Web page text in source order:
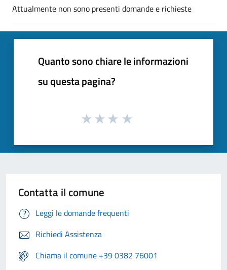
Attualmente non sono presenti domande e richieste
Quanto sono chiare le informazioni
su questa pagina?
Contatta il comune
Leggi le domande frequenti
Richiedi Assistenza
Chiama il comune +39 0382 76001